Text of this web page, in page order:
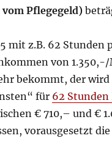
Pflegegeld)
mit z.B. 62 Stunden
von
bekommt, der wird
für 62
€ 710,– und €
vorausgesetzt die